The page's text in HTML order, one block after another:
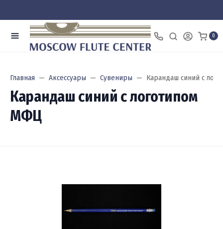
0
Главная Аксессуары Сувениры Карандаш синий с
Карандаш синий с логотипом
МФЦ